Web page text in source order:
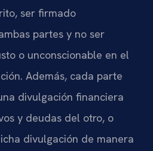
ser firmado
partes y no ser
o unconscionable en el
Además, cada parte
divulgación financiera
y deudas del otro, o
divulgación de manera